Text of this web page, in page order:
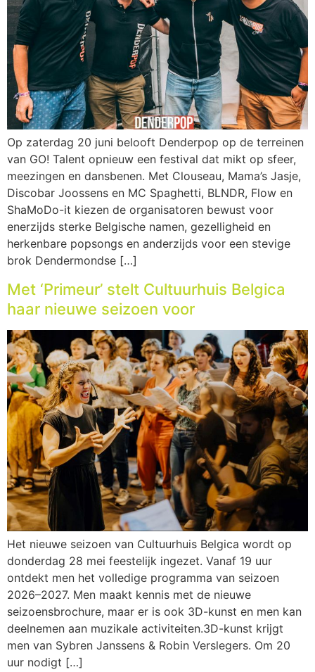
Op zaterdag 20 juni belooft Denderpop op de terreinen
van GO! Talent opnieuw een festival dat mikt op sfeer,
meezingen en dansbenen. Met Clouseau, Mama’s Jasje,
Discobar Joossens en MC Spaghetti, BLNDR, Flow en
ShaMoDo-it kiezen de organisatoren bewust voor
enerzijds sterke Belgische namen, gezelligheid en
herkenbare popsongs en anderzijds voor een stevige
brok Dendermondse […]
Met ‘Primeur’ stelt Cultuurhuis Belgica
haar nieuwe seizoen voor
Het nieuwe seizoen van Cultuurhuis Belgica wordt op
donderdag 28 mei feestelijk ingezet. Vanaf 19 uur
ontdekt men het volledige programma van seizoen
2026–2027. Men maakt kennis met de nieuwe
seizoensbrochure, maar er is ook 3D-kunst en men kan
deelnemen aan muzikale activiteiten.3D-kunst krijgt
men van Sybren Janssens & Robin Verslegers. Om 20
uur nodigt […]